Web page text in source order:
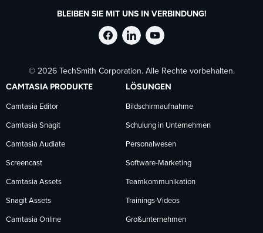
BLEIBEN SIE MIT UNS IN VERBINDUNG!
TechSmith
auf
Facebook
folgen
TechSmith
auf
LinkedIn
folgen
TechSmith
auf
YouTube
folgen
© 2026 TechSmith Corporation. Alle Rechte vorbehalten.
CAMTASIA PRODUKTE
Camtasia Editor
Camtasia Snagit
Camtasia Audiate
Screencast
Camtasia Assets
Snagit Assets
Camtasia Online
LÖSUNGEN
Bildschirmaufnahme
Schulung in Unternehmen
Personalwesen
Software-Marketing
Teamkommunikation
Trainings-Videos
Großunternehmen